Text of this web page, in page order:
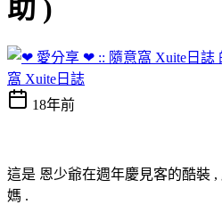
助 )
窩 Xuite日誌
18年前
這是 恩少爺在週年慶見客的酷裝
媽 .